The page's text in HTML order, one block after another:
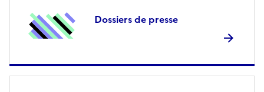
Dossiers de presse
Image